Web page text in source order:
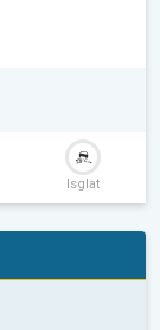
Isglat